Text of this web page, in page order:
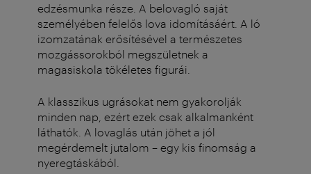
edzésmunka része. A belovagló saját
személyében felelős lova idomításáért. A ló
izomzatának erősítésével a természetes
mozgássorokból megszületnek a
magasiskola tökéletes figurái.
A klasszikus ugrásokat nem gyakorolják
minden nap, ezért ezek csak alkalmanként
láthatók. A lovaglás után jöhet a jól
megérdemelt jutalom – egy kis finomság a
nyeregtáskából.